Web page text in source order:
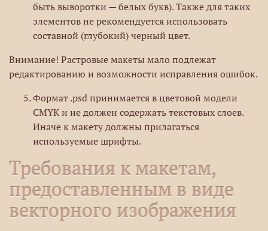
быть выворотки — белых букв). Также для таких
элементов не рекомендуется использовать
составной (глубокий) черный цвет.
Внимание! Растровые макеты мало подлежат
редактированию и возможности исправления ошибок.
Формат .psd принимается в цветовой модели
CMYK и не должен содержать текстовых слоев.
Иначе к макету должны прилагаться
используемые шрифты.
Требования к макетам,
предоставленным в виде
векторного изображения